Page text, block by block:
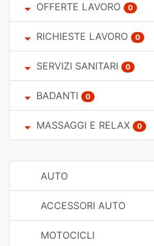
OFFERTE LAVORO 0
RICHIESTE LAVORO 0
SERVIZI SANITARI 0
BADANTI 0
MASSAGGI E RELAX 0
AUTO
ACCESSORI AUTO
MOTOCICLI